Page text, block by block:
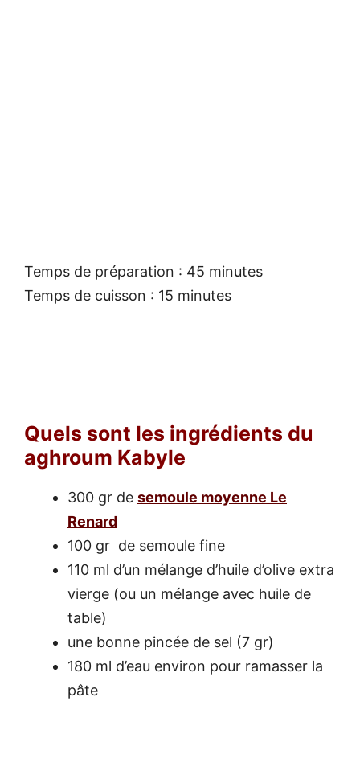
Temps de préparation : 45 minutes
Temps de cuisson : 15 minutes
Quels sont les ingrédients du
aghroum Kabyle
300 gr de semoule moyenne Le
Renard
100 gr de semoule fine
110 ml d’un mélange d’huile d’olive extra
vierge (ou un mélange avec huile de
table)
une bonne pincée de sel (7 gr)
180 ml d’eau environ pour ramasser la
pâte